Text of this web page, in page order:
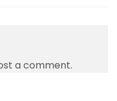
a comment.